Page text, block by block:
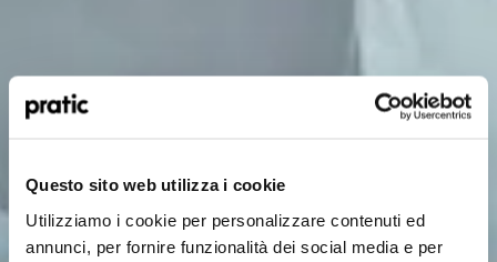
Questo sito web utilizza i cookie
Utilizziamo i cookie per personalizzare contenuti ed
annunci, per fornire funzionalità dei social media e per
HoReCa
Designer/Progettista